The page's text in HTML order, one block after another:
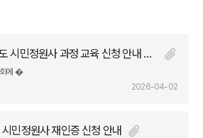
2026년 경기도 시민정원사 과정 교육 신청 안내 공고
회에 �
2026-04-02
민정원사 재인증 신청 안내